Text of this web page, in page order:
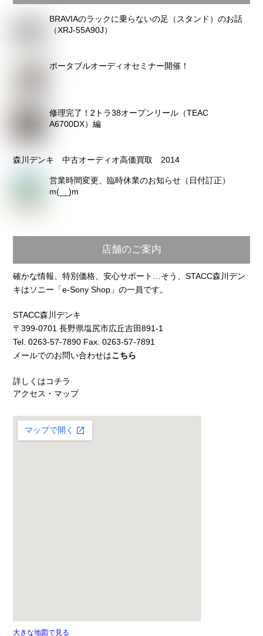
カ
BRAVIAのラックに乗らないの足（スタンド）のお話
（XRJ-55A90J）
ポータブルオーディオセミナー開催！
修理完了！2トラ38オープンリール（TEAC
A6700DX）編
森川デンキ 中古オーディオ高価買取 2014
営業時間変更、臨時休業のお知らせ（日付訂正）
m(__)m
店舗のご案内
確かな情報、特別価格、安心サポート…そう、STACC森川デン
キはソニー「e-Sony Shop」の一員です。
STACC森川デンキ
〒399-0701 長野県塩尻市広丘吉田891-1
Tel. 0263-57-7890 Fax. 0263-57-7891
メールでのお問い合わせはこちら
詳しくはコチラ
アクセス・マップ
大きな地図で見る